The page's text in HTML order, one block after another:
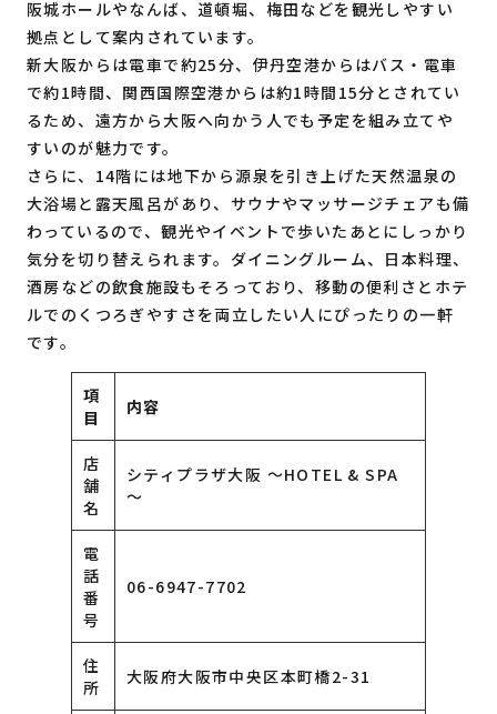
阪城ホールやなんば、道頓堀、梅田などを観光しやすい
拠点として案内されています。
新大阪からは電車で約25分、伊丹空港からはバス・電車
で約1時間、関西国際空港からは約1時間15分とされてい
るため、遠方から大阪へ向かう人でも予定を組み立てや
すいのが魅力です。
さらに、14階には地下から源泉を引き上げた天然温泉の
大浴場と露天風呂があり、サウナやマッサージチェアも備
わっているので、観光やイベントで歩いたあとにしっかり
気分を切り替えられます。ダイニングルーム、日本料理、
酒房などの飲食施設もそろっており、移動の便利さとホテ
ルでのくつろぎやすさを両立したい人にぴったりの一軒
です。
項
目
内容
店
舗
名
シティプラザ大阪 ～HOTEL & SPA
～
電
話
番
号
06-6947-7702
住
所
大阪府大阪市中央区本町橋2-31